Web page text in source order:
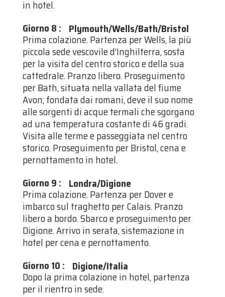
in hotel.
Giorno 8 : Plymouth/Wells/Bath/Bristol
Prima colazione. Partenza per Wells, la più
piccola sede vescovile d’Inghilterra, sosta
per la visita del centro storico e della sua
cattedrale. Pranzo libero. Proseguimento
per Bath, situata nella vallata del fiume
Avon; fondata dai romani, deve il suo nome
alle sorgenti di acque termali che sgorgano
ad una temperatura costante di 46 gradi.
Visita alle terme e passeggiata nel centro
storico. Proseguimento per Bristol, cena e
pernottamento in hotel.
Giorno 9 : Londra/Digione
Prima colazione. Partenza per Dover e
imbarco sul traghetto per Calais. Pranzo
libero a bordo. Sbarco e proseguimento per
Digione. Arrivo in serata, sistemazione in
hotel per cena e pernottamento.
Giorno 10 : Digione/Italia
Dopo la prima colazione in hotel, partenza
per il rientro in sede.